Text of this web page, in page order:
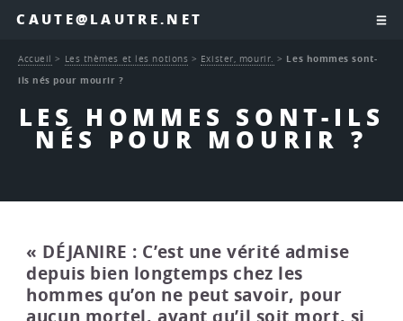
CAUTE@LAUTRE.NET
LES HOMMES SONT-ILS
NÉS POUR MOURIR ?
Accueil > Les thèmes et les notions > Exister, mourir. > Les hommes sont-
ils nés pour mourir ?
« DÉJANIRE : C’est une vérité admise
depuis bien longtemps chez les
hommes qu’on ne peut savoir, pour